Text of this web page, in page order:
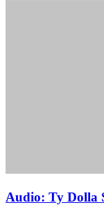
Audio: Ty Dolla